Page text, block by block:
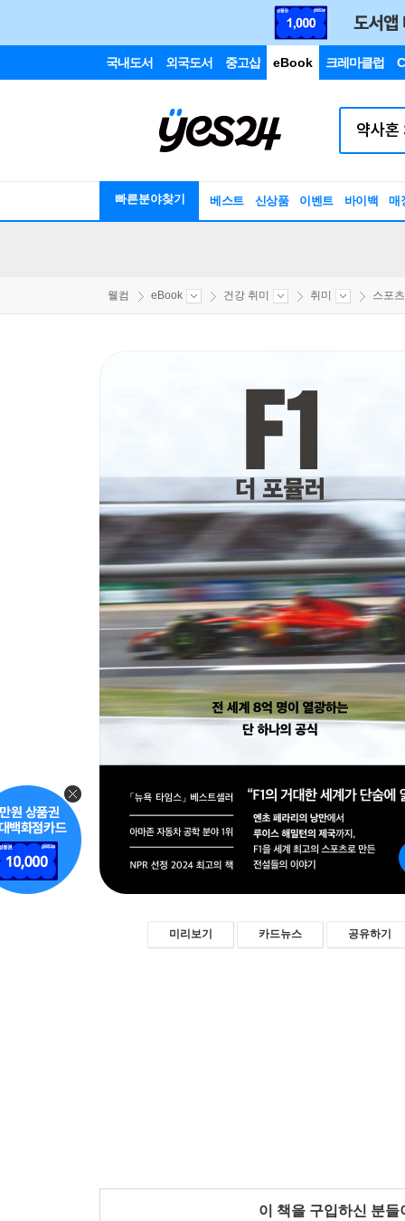
국내도서 외국도서 중고샵 eBook 크레마클럽
빠른분야찾기 베스트 신상품 이벤트 바이백 매
웰컴 eBook 건강 취미 취미 스포츠
미리보기 카드뉴스 공유하기
이 책을 구입하신 분